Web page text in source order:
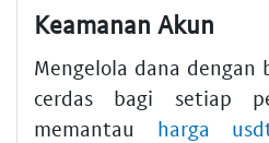
Keamanan Akun
Mengelola dana dengan
cerdas bagi setiap
memantau harga